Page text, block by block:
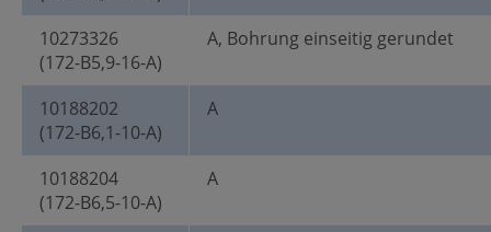
10273326
(172-B5,9-16-A)
A, Bohrung einseitig gerundet
10188202
(172-B6,1-10-A)
A
10188204
(172-B6,5-10-A)
A